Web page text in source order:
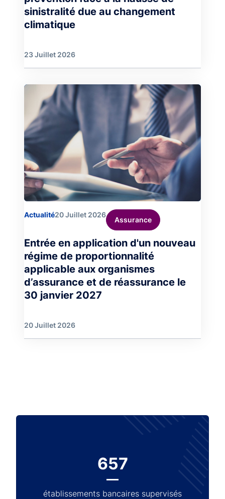
sinistralité due au changement
climatique
23 Juillet 2026
Image
Actualité20 Juillet 2026
Assurance
Entrée en application d'un nouveau
régime de proportionnalité
applicable aux organismes
d’assurance et de réassurance le
30 janvier 2027
20 Juillet 2026
657
établissements bancaires supervisés